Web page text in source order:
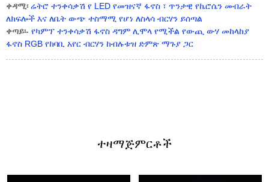
ቀዳሚ፡ ሬትሮ ተንቀሳቃሽ የ LED የመዝናኛ ፋኖስ ፣ ጥንታዊ የኬሮሴን መብራት
ለክፍሎች እና ለቤት ውጭ ተስማሚ የሆነ ለስላሳ ብርሃን ይሰጣል
ቀጣይ፡- የካምፕ ተንቀሳቃሽ ፋኖስ ዳግም ሊሞላ የሚችል የውጪ ውሃ መከላከያ
ፋኖስ RGB የከባቢ አየር ብርሃን ከብሉቱዝ ድምጽ ማጉያ ጋር
ተዛማጅምርቶች